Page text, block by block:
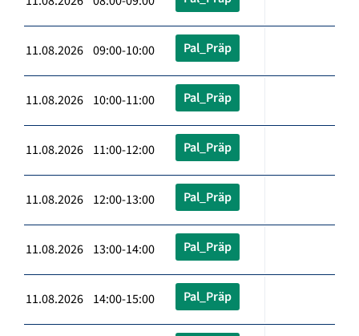
11.08.2026 09:00-10:00 Pal_Präp
11.08.2026 10:00-11:00 Pal_Präp
11.08.2026 11:00-12:00 Pal_Präp
11.08.2026 12:00-13:00 Pal_Präp
11.08.2026 13:00-14:00 Pal_Präp
11.08.2026 14:00-15:00 Pal_Präp